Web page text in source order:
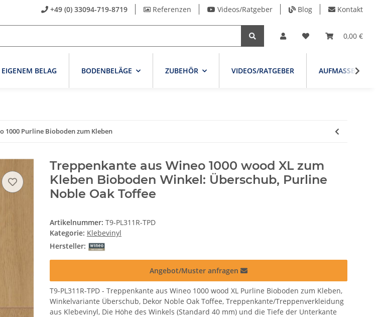
+49 (0) 33094-719-8719 Referenzen Videos/Ratgeber Blog Kontakt
0,00 €
BELAG BODENBELÄGE ZUBEHÖR VIDEOS/RATGEBER AUFMASSBLATT
1000 Purline Bioboden zum Kleben
Treppenkante aus Wineo 1000 wood XL zum
Kleben Bioboden Winkel: Überschub, Purline
Noble Oak Toffee
Artikelnummer: T9-PL311R-TPD
Kategorie: Klebevinyl
Hersteller:
Angebot/Muster anfragen
T9-PL311R-TPD - Treppenkante aus Wineo 1000 wood XL Purline Bioboden zum Kleben,
Winkelvariante Überschub, Dekor Noble Oak Toffee, Treppenkante/Treppenverkleidung
aus Klebevinyl, Die Höhe des Winkels (Standard 40 mm) und die Tiefe der Unterkante